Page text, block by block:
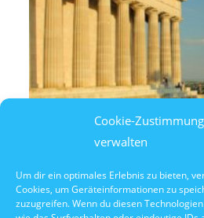
Cookie-Zustimmung
verwalten
Um dir ein optimales Erlebnis zu bieten,
Cookies, um Geräteinformationen zu
zuzugreifen. Wenn du diesen
7. August 2026